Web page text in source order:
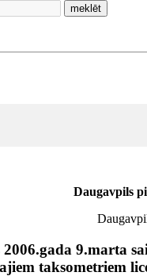
meklēt
Daugavpils
9.marta
taksometriem